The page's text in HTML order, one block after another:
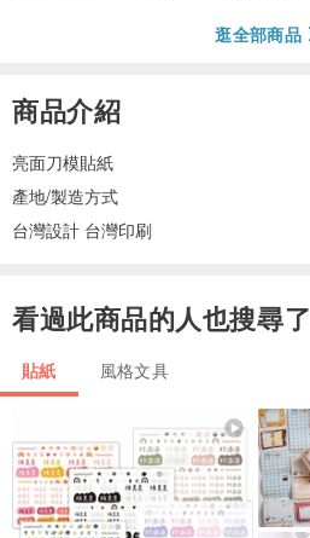
逛全部商品
商品介紹
亮面刀模貼紙
產地/製造方式
台灣設計 台灣印刷
看過此商品的人也搜尋了
貼紙 風格文具